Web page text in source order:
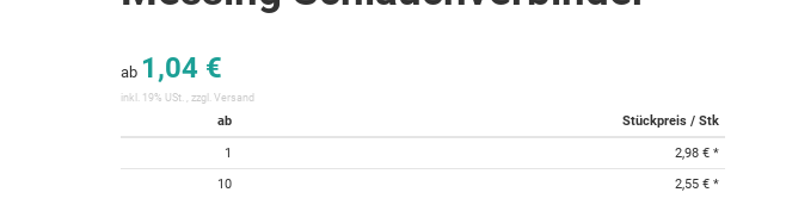
ab 1,04 €
inkl. 19% USt. , zzgl.Versand
ab Stückpreis / Stk
1 2,98 €*
10
2,55 €*